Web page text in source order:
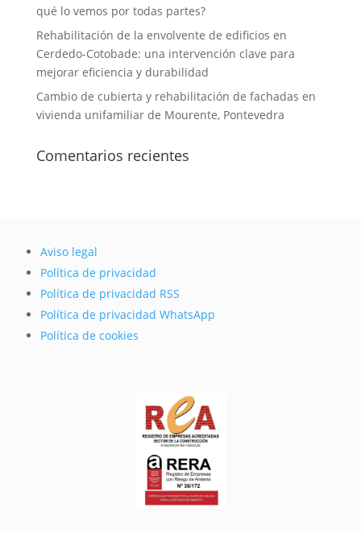
qué lo vemos por todas partes?
Rehabilitación de la envolvente de edificios en
Cerdedo-Cotobade: una intervención clave para
mejorar eficiencia y durabilidad
Cambio de cubierta y rehabilitación de fachadas en
vivienda unifamiliar de Mourente, Pontevedra
Comentarios recientes
Aviso legal
Política de privacidad
Política de privacidad RSS
Política de privacidad WhatsApp
Política de cookies